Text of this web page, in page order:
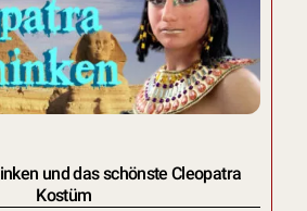
und das schönste Cleopatra
Kostüm